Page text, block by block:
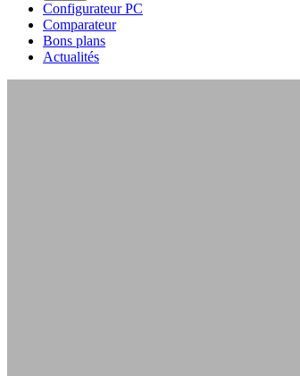
Configurateur PC
Comparateur
Bons plans
Actualités